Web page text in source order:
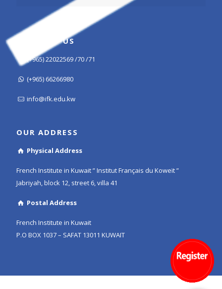
CONTACT US
(+965) 22022569 /70 /71
(+965) 66266980
info@ifk.edu.kw
OUR ADDRESS
Physical Address
French Institute in Kuwait ” Institut Français du Koweït ”
Jabriyah, block 12, street 6, villa 41
Postal Address
French Institute in Kuwait
P.O BOX 1037 – SAFAT 13011 KUWAIT